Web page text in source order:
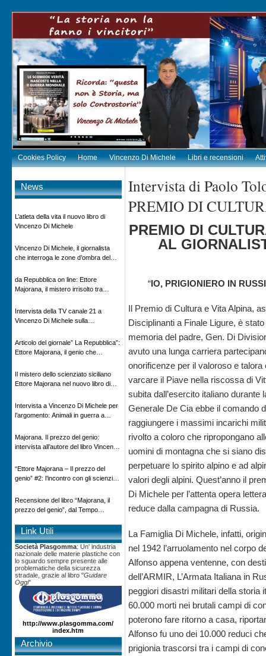
Cookies Policy Home Vincenzo Di Michele Libri e recensioni
News
L’atleta della vita il nuovo libro di
Vincenzo Di Michele
Vincenzo Di Michele, il giornalista
che interroga le zone d’ombra del
da Repubblica on line: Ettore
Majorana, il mistero irrisolto tra
Intervista della TV canale 21 a
Vincenzo Di Michele sulla
Articolo del giornale” La Repubblica”:
Ettore Majorana, il genio che
Il mistero dello scienziato siciliano
Ettore Majorana nel nuovo libro di
Adnkronos
Intervista a Vincenzo Di Michele per
l’argomento: Animali in guerra a
in onda su Espansione TV
Majorana. Il prezzo del genio:
intervista all’autore del libro Vincenzo
“Ettore Majorana ‒ Il prezzo del
genio” #2: l’incontro con gli scienziati
Recensione del libro “Majorana, il
prezzo del genio”, dal Tempo
Link Utili
Società Plasgomma: Un' industria
nazionale delle materie plastiche con
lo sguardo sempre presente alle
problematiche della sicurezza
stradale, grazie al libro "Guidare
Oggi"
http://www.plasgomma.com/
index.htm
Archivio
Intervista di Paolo
PREMIO DI
PREMIO DI
AL
“IO, PRIGIONIERO IN
Il Premio di Cultura e Vita Alpina,
Disciplinanti a Finale Ligure, è
memoria del padre, Gen. Di
avuto una lunga carriera
onorificenze per il valoroso e
varcare il Piave nella riscossa di
subita dall’esercito italiano
Generale De Cia ebbe il comando
raggiungere i massimi incarichi
rivolto a coloro che ripropongano
uomini di montagna che si siano
perpetuare lo spirito alpino e ad
valori degli alpini. Quest’anno il
Di Michele per l’attenta opera
reduce dalla campagna di Russia.
La Famiglia Di Michele, infatti,
nel 1942 l’arruolamento nel corpo
Alfonso appena ventenne, con
dell’ARMIR, L’Armata Italiana in
peggiori disastri militari della storia
60.000 morti nei brutali campi di
poterono fare ritorno a casa,
Alfonso fu uno dei 10.000 reduci
prigionia trascorsi tra i campi di